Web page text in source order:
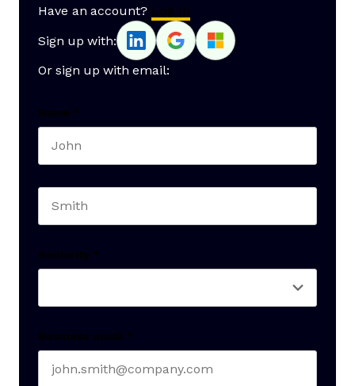
Have an account? Log In
Sign up with:
Or sign up with email:
Name *
Seniority *
Business email *